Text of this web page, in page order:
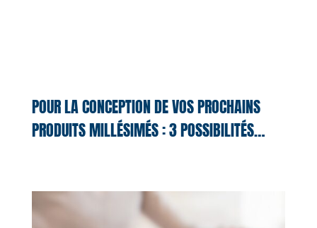
POUR LA CONCEPTION DE VOS PROCHAINS
PRODUITS MILLÉSIMÉS : 3 POSSIBILITÉS…